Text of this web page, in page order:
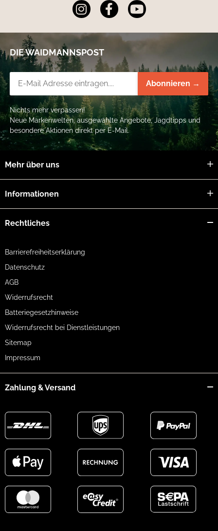
DIE WAIDMANNSPOST
Abonnieren →
Nichts mehr verpassen!
Neue Markenwelten, ausgewählte Angebote, Jagdtipps und
besondere Aktionen direkt per E-Mail.
Mehr über uns
Informationen
Rechtliches
Barrierefreiheitserklärung
Datenschutz
AGB
Widerrufsrecht
Batteriegesetzhinweise
Widerrufsrecht bei Dienstleistungen
Sitemap
Impressum
Zahlung & Versand